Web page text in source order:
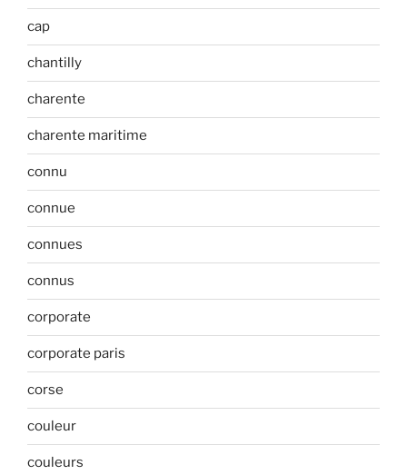
cap
chantilly
charente
charente maritime
connu
connue
connues
connus
corporate
corporate paris
corse
couleur
couleurs